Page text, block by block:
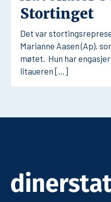
Stortinget
Det var
Marianne Aasen (Ap),
møtet. Hun har
litaueren […]